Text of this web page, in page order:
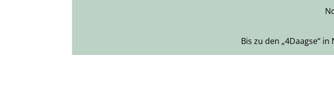
Bis zu den „4Daagse“